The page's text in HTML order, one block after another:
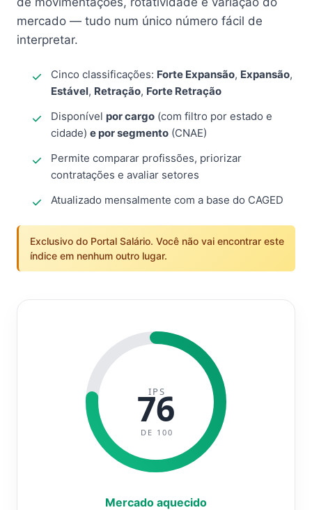
mercado — tudo num único número fácil de
interpretar.
Cinco classificações: Forte Expansão, Expansão,
Estável, Retração, Forte Retração
Disponível por cargo (com filtro por estado e
cidade) e por segmento (CNAE)
Permite comparar profissões, priorizar
contratações e avaliar setores
Atualizado mensalmente com a base do CAGED
Exclusivo do Portal Salário. Você não vai encontrar este
índice em nenhum outro lugar.
IPS
76
DE 100
Mercado aquecido